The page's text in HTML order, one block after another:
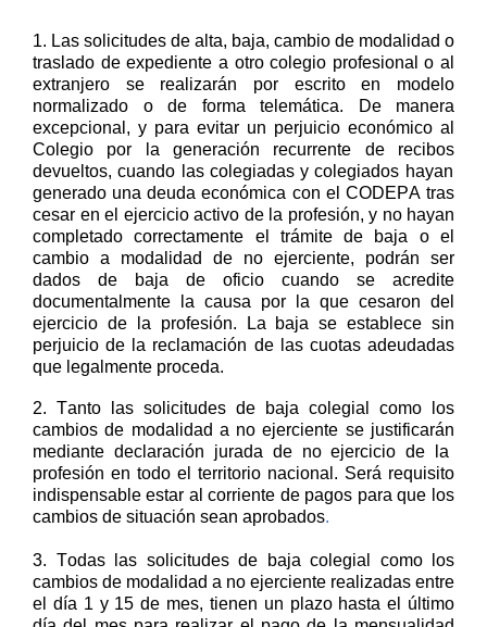
1. Las solicitudes de alta, baja, cambio de modalidad o
traslado de expediente a otro colegio profesional o al
extranjero se realizarán por escrito en modelo
normalizado o de forma telemática.
De manera
excepcional , y para evitar un perjuicio económico al
Colegio por la generación recurrente
de recibos
devueltos, cuando l as colegiadas y colegiados hayan
generado una deuda económica con el CODEPAtras
cesar en el ejercicio activo de la profesión, y no hayan
completado correctamente el trámite de baja o el
cambio a modalidad de no ejerciente, podrán ser
dados de baja de oficio cuando se acredite
documentalmente la causa por la que cesaron del
ejercicio de la profesión.
La baja se establece sin
perjuicio de la reclamación de l as cuotas adeudadas
que legalmente proceda.
2. Tanto las solicitudes de baja colegial
como los
cambios de modalidad a no ejerciente se justificarán
mediante declaración jurada de no ejercicio de la
profesión en todo el territorio nacional. Será requisito
indispensable estar al corriente de pagos para que los
cambios de situación sean aprobados.
3. Todas las solicitudesde baja colegial como los
cambios de modalidad a no ejerciente realizadas entre
el día 1 y 15 de mes, tienen un plazo hasta el último